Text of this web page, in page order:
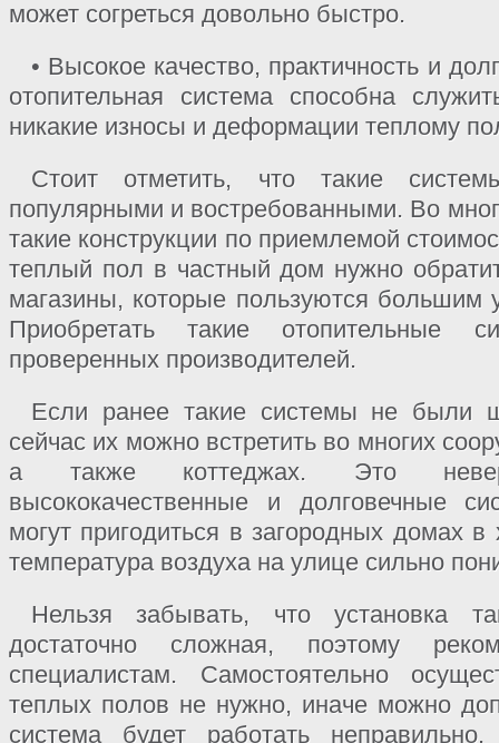
может согреться довольно быстро.
• Высокое качество, практичность и
отопительная система способна
никакие износы и деформации теплому
Стоит отметить, что такие
популярными и востребованными. Во
такие конструкции по приемлемой
теплый пол в частный дом нужно
магазины, которые пользуются большим
Приобретать такие отопительные
проверенных производителей.
Если ранее такие системы не были
сейчас их можно встретить во многих
а также коттеджах. Это
высококачественные и долговечные
могут пригодиться в загородных домах
температура воздуха на улице сильно
Нельзя забывать, что установка
достаточно сложная, поэтому
специалистам. Самостоятельно
теплых полов не нужно, иначе можно
система будет работать